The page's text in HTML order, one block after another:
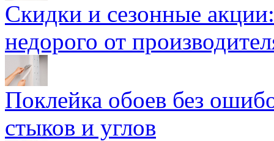
Скидки и сезонные
недорого от
Поклейка обоев без
стыков и углов